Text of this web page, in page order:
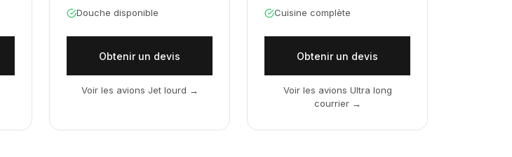
Douche disponible
Obtenir un devis
Voir les avions Jet lourd →
Cuisine complète
Obtenir un devis
Voir les avions Ultra long
courrier→